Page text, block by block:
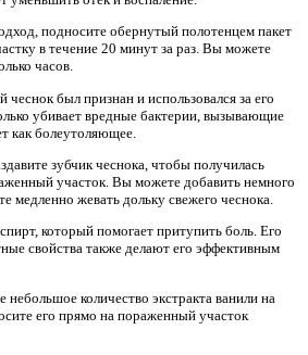
подносите обернутый полотенцем пакет
в течение 20 минут за раз. Вы можете
часов.
был признан и использовался за его
убивает вредные бактерии, вызывающие
как болеутоляющее.
зубчик чеснока, чтобы получилась
участок. Вы можете добавить немного
медленно жевать дольку свежего чеснока.
который помогает притупить боль. Его
свойства также делают его эффективным
небольшое количество экстракта ванили на
его прямо на пораженный участок